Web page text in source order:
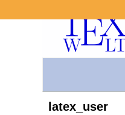
latex_user